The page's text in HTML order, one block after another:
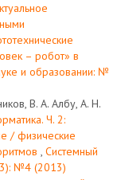
– робот» в
и образовании: №
В. А. Албу, А. Н.
Ч. 2:
/ физические
, Системный
№4 (2013)